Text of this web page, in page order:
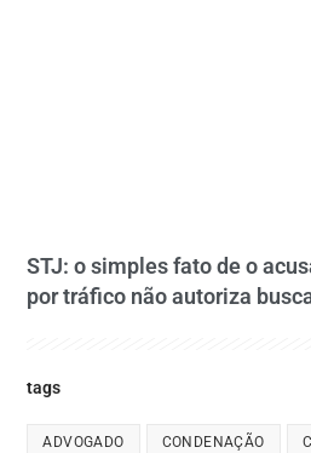
STJ: o simples fato de o
por tráfico não autoriza
tags
ADVOGADO CONDENAÇÃO